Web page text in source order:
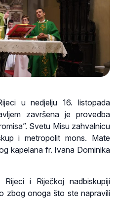
u nedjelju 16. listopada
završena je provedba
Svetu Misu zahvalnicu
i metropolit mons. Mate
kapelana fr. Ivana Dominika
i Riječkoj nadbiskupiji
zbog onoga što ste napravili